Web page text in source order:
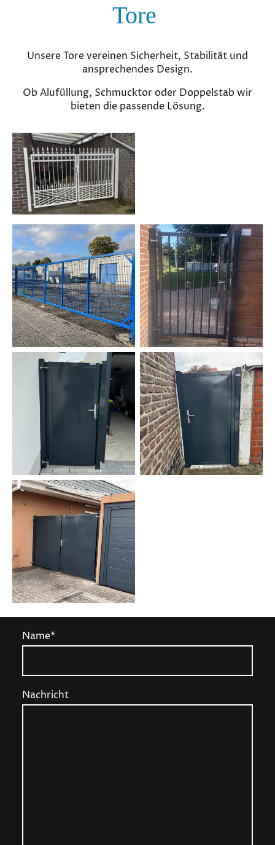
Tore
Unsere Tore vereinen Sicherheit, Stabilität und
ansprechendes Design.
Ob Alufüllung, Schmucktor oder Doppelstab wir
bieten die passende Lösung.
Name*
Nachricht